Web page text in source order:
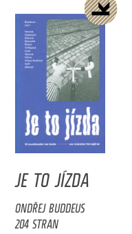
JE TO JÍZDA
ONDŘEJ BUDDEUS
204 STRAN